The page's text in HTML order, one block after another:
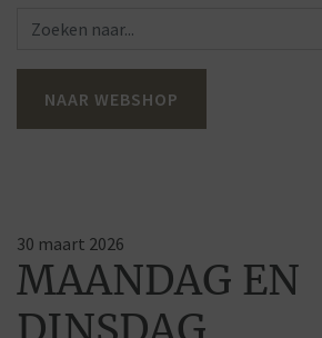
NAAR WEBSHOP
30 maart 2026
MAANDAG EN